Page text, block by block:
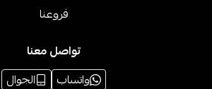
فروعنا
تواصل معنا
واتساب
الجوال